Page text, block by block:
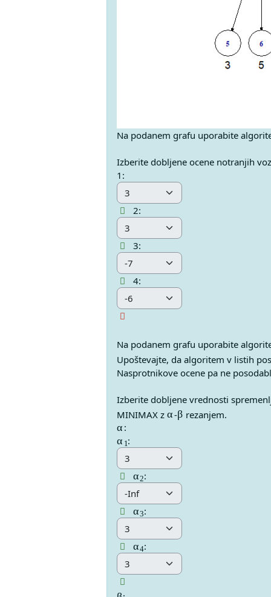
Na podanem grafu uporabite
Izberite dobljene ocene notranjih
1:
2:Answer 2 Vprašanje 1
3:Answer 3 Vprašanje 1
4:Answer 4 Vprašanje 1
Na podanem grafu uporabite
Upoštevajte, da algoritem v listih
Nasprotnikove ocene pa ne
Izberite dobljene vrednosti
MINIMAX z
α
-βrezanjem.
α
:
α
:
:Answer 6 Vprašanje 1
α
:Answer 7 Vprašanje 1
:Answer 8 Vprašanje 1
β